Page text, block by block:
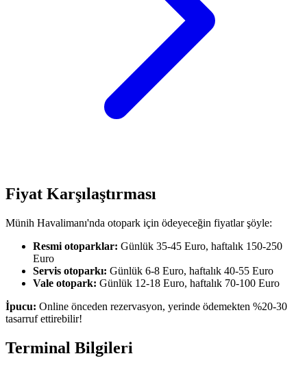
Fiyat Karşılaştırması
Münih Havalimanı'nda otopark için ödeyeceğin fiyatlar şöyle:
Resmi otoparklar: Günlük 35-45 Euro, haftalık 150-250
Euro
Servis otoparkı: Günlük 6-8 Euro, haftalık 40-55 Euro
Vale otopark: Günlük 12-18 Euro, haftalık 70-100 Euro
İpucu: Online önceden rezervasyon, yerinde ödemekten %20-30
tasarruf ettirebilir!
Terminal Bilgileri